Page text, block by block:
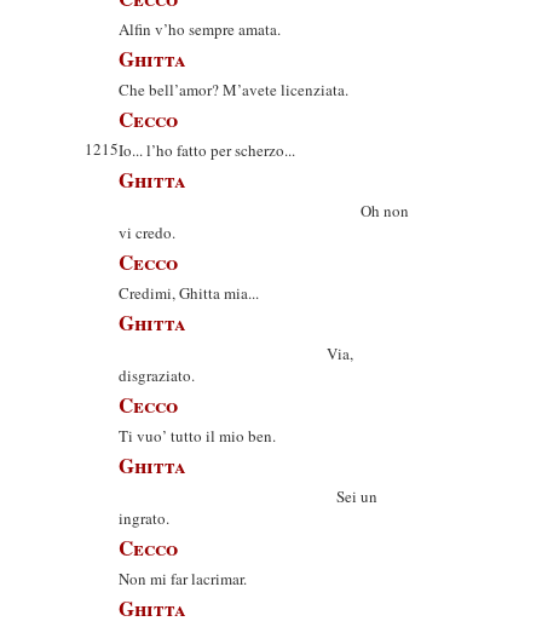
Alfin v’ho sempre amata.
Ghitta
Che bell’amor? M’avete licenziata.
Cecco
1215Io... l’ho fatto per scherzo...
Ghitta
Oh non
vi credo.
Cecco
Credimi, Ghitta mia...
Ghitta
Via,
disgraziato.
Cecco
Ti vuo’ tutto il mio ben.
Ghitta
Sei un
ingrato.
Cecco
Non mi far lacrimar.
Ghitta